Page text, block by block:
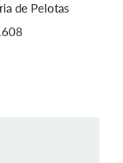
de Pelotas